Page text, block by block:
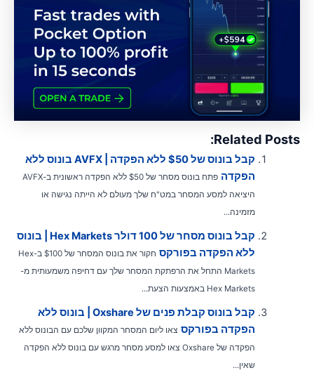
Related
קבל בונוס של $50 ללא הפקדה | AVFX בונוס ללא
הפקדה
פתח בונוס מסחר של $50 ללא הפקדה ראשונית ב-AVFX
היציאה למסע המסחר במט"ח שלך מעולם לא הייתה נגישה או
מזמינה...
קבל בונוס מסחר של 100 דולר Hex Markets | בונוס
ללא הפקדה בפורקס
חקור את בונוס המסחר של $100 ב-Hex
Markets התחל את הרפתקת המסחר שלך עם דחיפה משמעותית מ-
Hex Markets באמצעות הצעת...
קבל בונוס קבלת פנים של Oxshare | בונוס ללא
הפקדה בפורקס צאו ליום המסחר המקוון שלכם עם הבונוס ללא
הפקדה של Oxshare צאו למסע מסחר מרגש עם בונוס ללא הפקדה
שאין...